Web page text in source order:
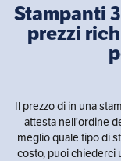
Stampanti
prezzi
Il prezzo di in una
attesta nell’ordine
meglio quale tipo di
costo, puoi chiederci